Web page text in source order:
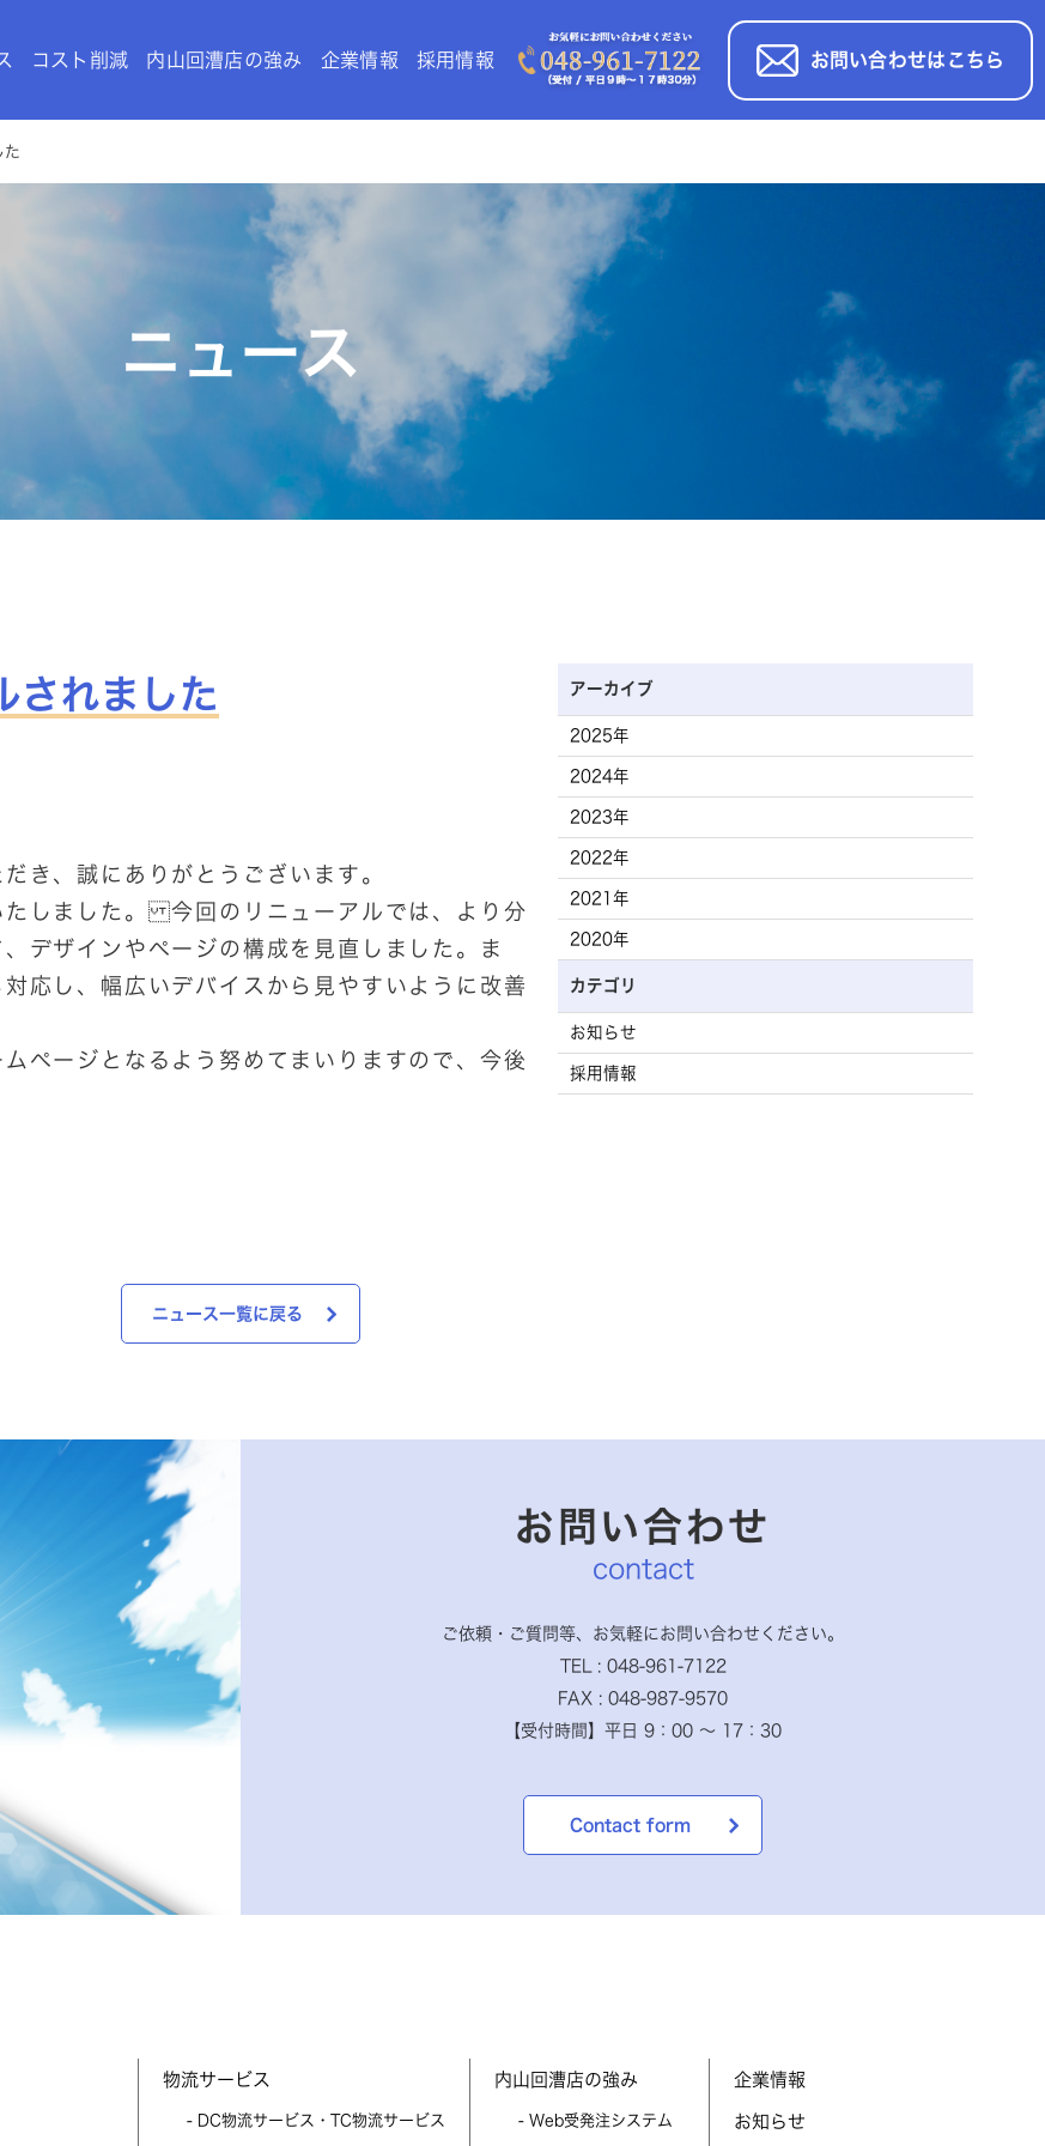
コスト削減 内山回漕店の強み 企業情報 採用情報 お問い合わせはこちら
た
ニュース
されました
き、誠にありがとうございます。
しました。 今回のリニューアルでは、より分
デザインやページの構成を見直しました。ま
応し、幅広いデバイスから見やすいように改善
ページとなるよう努めてまいりますので、今後
アーカイブ
2025年
2024年
2023年
2022年
2021年
2020年
カテゴリ
お知らせ
採用情報
ニュース一覧に戻る
お問い合わせ
contact
ご依頼・ご質問等、お気軽に お問い合わせください。
TEL : 048-961-7122
FAX : 048-987-9570
【受付時間】 平日 9：00 ～ 17：30
Contact form
物流サービス
- DC物流サービス・TC物流サービス
内山回漕店の強み
- Web受発注システム
企業情報
お知らせ